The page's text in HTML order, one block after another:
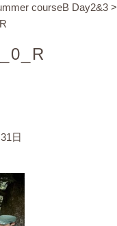
courseB Day2&3>
日